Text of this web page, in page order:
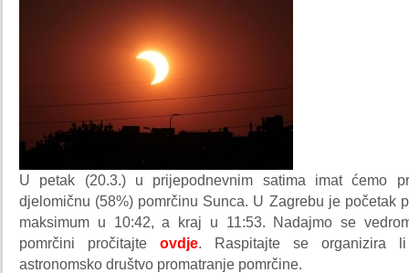
U petak (20.3.) u prijepodnevnim satima imat ćemo
djelomičnu (58%) pomrčinu Sunca. U Zagrebu je početak
maksimum u 10:42, a kraj u 11:53. Nadajmo se
pomrčini pročitajte ovdje. Raspitajte se organizira
astronomsko društvo promatranje pomrčine.